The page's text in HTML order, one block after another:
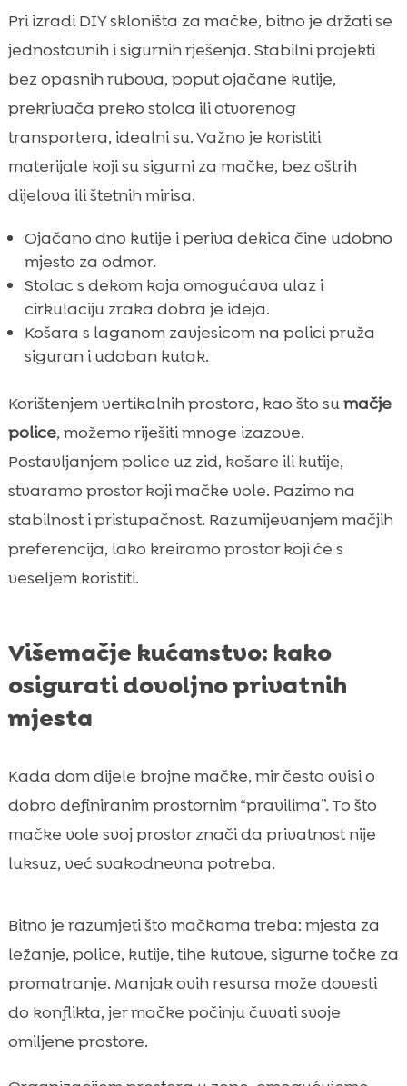
Pri izradi DIY skloništa za mačke, bitno je držati se
jednostavnih i sigurnih rješenja. Stabilni projekti
bez opasnih rubova, poput ojačane kutije,
prekrivača preko stolca ili otvorenog
transportera, idealni su. Važno je koristiti
materijale koji su sigurni za mačke, bez oštrih
dijelova ili štetnih mirisa.
Ojačano dno kutije i periva dekica čine udobno
mjesto za odmor.
Stolac s dekom koja omogućava ulaz i
cirkulaciju zraka dobra je ideja.
Košara s laganom zavjesicom na polici pruža
siguran i udoban kutak.
Korištenjem vertikalnih prostora, kao što sumačje
police, možemo riješiti mnoge izazove.
Postavljanjem police uz zid, košare ili kutije,
stvaramo prostor koji mačke vole. Pazimo na
stabilnost i pristupačnost. Razumijevanjem mačjih
preferencija, lako kreiramo prostor koji će s
veseljem koristiti.
Višemačje kućanstvo: kako
osigurati dovoljno privatnih
mjesta
Kada dom dijele brojne mačke, mir često ovisi o
dobro definiranim prostornim “pravilima”. To što
mačke vole svoj prostor znači da privatnost nije
luksuz, već svakodnevna potreba.
Bitno je razumjeti što mačkama treba: mjesta za
ležanje, police, kutije, tihe kutove, sigurne točke za
promatranje. Manjak ovih resursa može dovesti
do konflikta, jer mačke počinju čuvati svoje
omiljene prostore.